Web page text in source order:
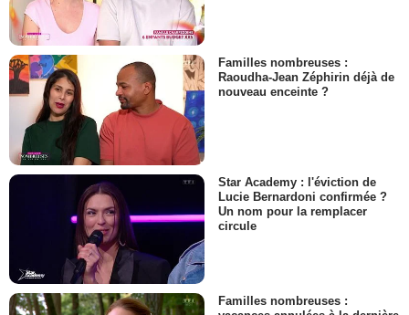
Familles nombreuses :
Raoudha-Jean Zéphirin déjà de
nouveau enceinte ?
Star Academy : l'éviction de
Lucie Bernardoni confirmée ?
Un nom pour la remplacer
circule
Familles nombreuses :